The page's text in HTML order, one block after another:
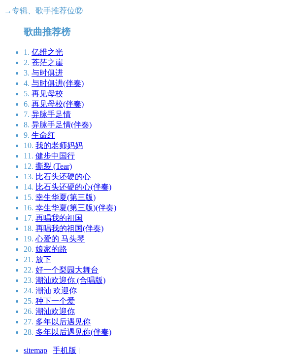
→专辑、歌手推荐位⑫
歌曲推荐榜
1. 亿维之光
2. 苍茫之崖
3. 与时俱进
4. 与时俱进(伴奏)
5. 再见母校
6. 再见母校(伴奏)
7. 异脉手足情
8. 异脉手足情(伴奏)
9. 生命红
10. 我的老师妈妈
11. 健步中国行
12. 撕裂 (Tear)
13. 比石头还硬的心
14. 比石头还硬的心(伴奏)
15. 幸生华夏(第三版)
16. 幸生华夏(第三版)(伴奏)
17. 再唱我的祖国
18. 再唱我的祖国(伴奏)
19. 心爱的 马头琴
20. 娘家的路
21. 放下
22. 好一个梨园大舞台
23. 潮汕欢迎你 (合唱版)
24. 潮汕 欢迎你
25. 种下一个爱
26. 潮汕欢迎你
27. 多年以后遇见你
28. 多年以后遇见你(伴奏)
sitemap | 手机版 |